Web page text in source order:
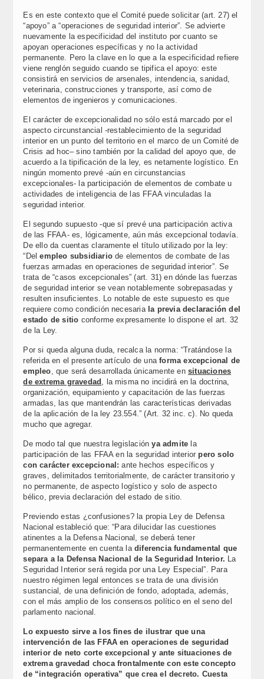
Es en este contexto que el Comité puede solicitar (art. 27) el
“apoyo” a “operaciones de seguridad interior”. Se advierte
nuevamente la especificidad del instituto por cuanto se
apoyan operaciones específicas y no la actividad
permanente. Pero la clave en lo que a la especificidad refiere
viene renglón seguido cuando se tipifica el apoyo: este
consistirá en servicios de arsenales, intendencia, sanidad,
veterinaria, construcciones y transporte, así como de
elementos de ingenieros y comunicaciones.
El carácter de excepcionalidad no sólo está marcado por el
aspecto circunstancial -restablecimiento de la seguridad
interior en un punto del territorio en el marco de un Comité de
Crisis ad hoc– sino también por la calidad del apoyo que, de
acuerdo a la tipificación de la ley, es netamente logístico. En
ningún momento prevé -aún en circunstancias
excepcionales- la participación de elementos de combate u
actividades de inteligencia de las FFAA vinculadas la
seguridad interior.
El segundo supuesto -que sí prevé una participación activa
de las FFAA- es, lógicamente, aún más excepcional todavía.
De ello da cuentas claramente el título utilizado por la ley:
“Delempleo subsidiariode elementos de combate de las
fuerzas armadas en operaciones de seguridad interior”. Se
trata de “casos excepcionales” (art. 31) en dónde las fuerzas
de seguridad interior se vean notablemente sobrepasadas y
resulten insuficientes. Lo notable de este supuesto es que
requiere como condición necesaria la previa declaración del
estado de sitio conforme expresamente lo dispone el art. 32
de la Ley.
Por si queda alguna duda, recalca la norma: “Tratándose la
referida en el presente artículo de unaforma excepcional de
empleo , que será desarrollada únicamente en situaciones
de extrema gravedad , la misma no incidirá en la doctrina,
organización, equipamiento y capacitación de las fuerzas
armadas, las que mantendrán las características derivadas
de la aplicación de la ley 23.554.” (Art. 32 inc. c). No queda
mucho que agregar.
De modo tal que nuestra legislaciónya admite la
participación de las FFAA en la seguridad interiorpero solo
con carácter excepcional: ante hechos específicos y
graves, delimitados territorialmente, de carácter transitorio y
no permanente, de aspecto logístico y solo de aspecto
bélico, previa declaración del estado de sitio.
Previendo estas ¿confusiones? la propia Ley de Defensa
Nacional estableció que: “Para dilucidar las cuestiones
atinentes a la Defensa Nacional, se deberá tener
permanentemente en cuenta ladiferencia fundamental que
separa a la Defensa Nacional de la Seguridad Interior. La
Seguridad Interior será regida por una Ley Especial”. Para
nuestro régimen legal entonces se trata de una división
sustancial, de una definición de fondo, adoptada, además,
con el más amplio de los consensos político en el seno del
parlamento nacional.
Lo expuesto sirve a los fines de ilustrar que una
intervención de las FFAA en operaciones de seguridad
interior de neto corte excepcional y ante situaciones de
extrema gravedad choca frontalmente con este concepto
de “integración operativa” que crea el decreto. Cuesta